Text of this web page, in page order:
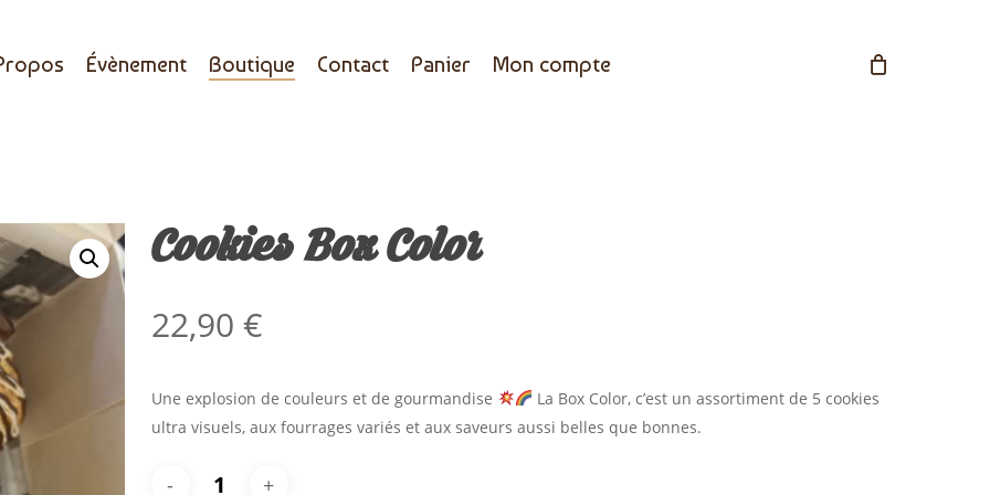
Évènement Boutique Contact Panier Mon compte
Cookies Box Color
22,90 €
Une explosion de couleurs et de gourmandise
La Box Color, c’est un assortiment de 5 cookies
ultra visuels, aux fourrages variés et aux saveurs aussi belles que bonnes.